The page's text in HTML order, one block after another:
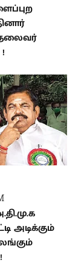
தலைவர்
அடிக்கும்